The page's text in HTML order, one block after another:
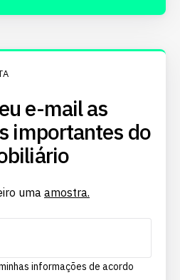
e-mail as
importantes do
uma amostra.
informações de acordo